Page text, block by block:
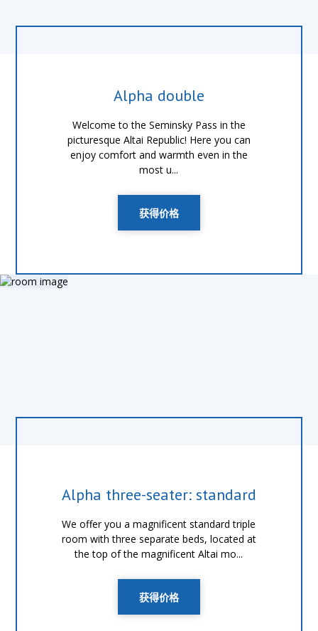
Alpha double
Welcome to the Seminsky Pass in the
picturesque Altai Republic! Here you can
enjoy comfort and warmth even in the
most u...
获得价格
Alpha three-seater: standard
We offer you a magnificent standard triple
room with three separate beds, located at
the top of the magnificent Altai mo...
获得价格